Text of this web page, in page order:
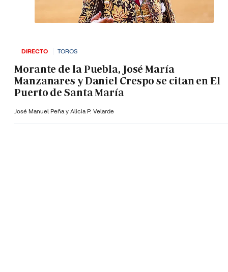
DIRECTO TOROS
Morante de la Puebla, José María
Manzanares y Daniel Crespo se citan en El
Puerto de Santa María
José Manuel Peña y Alicia P. Velarde